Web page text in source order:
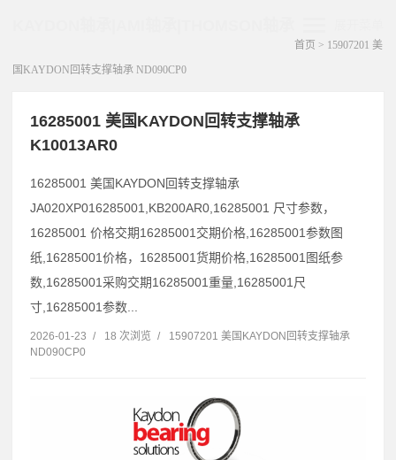
首页 > 15907201 美
国KAYDON回转支撑轴承 ND090CP0
16285001 美国KAYDON回转支撑轴承
K10013AR0
16285001 美国KAYDON回转支撑轴承
JA020XP016285001,KB200AR0,16285001 尺寸参数，
16285001 价格交期16285001交期价格,16285001参数图
纸,16285001价格，16285001货期价格,16285001图纸参
数,16285001采购交期16285001重量,16285001尺
寸,16285001参数...
2026-01-23 / 18 次浏览 /
15907201 美国KAYDON回转支撑轴承
ND090CP0